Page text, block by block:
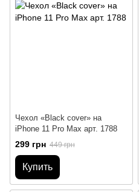
Чехол «Black cover» на
iPhone 11 Pro Max арт. 1788
299 грн 449 грн
Купить